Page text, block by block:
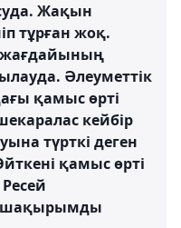
Жақын
тұрған жоқ.
жағдайының
Әлеуметтік
қамыс өрті
кейбір
түрткі деген
қамыс өрті
шақырымды